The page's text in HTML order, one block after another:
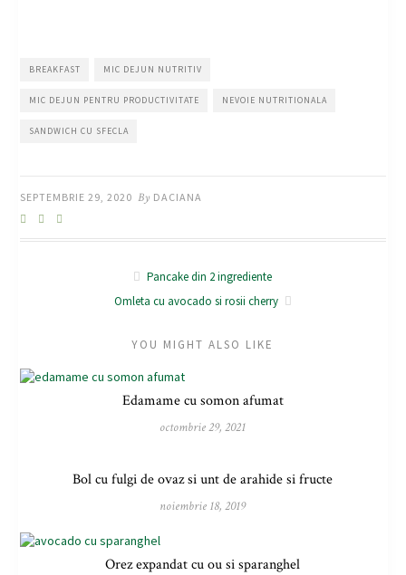
BREAKFAST MIC DEJUN NUTRITIV
MIC DEJUN PENTRU PRODUCTIVITATE NEVOIE NUTRITIONALA
SANDWICH CU SFECLA
SEPTEMBRIE 29, 2020 By DACIANA
Pancake din 2 ingrediente
Omleta cu avocado si rosii cherry
YOU MIGHT ALSO LIKE
Edamame cu somon afumat
octombrie 29, 2021
Bol cu fulgi de ovaz si unt de arahide si fructe
noiembrie 18, 2019
Orez expandat cu ou si sparanghel